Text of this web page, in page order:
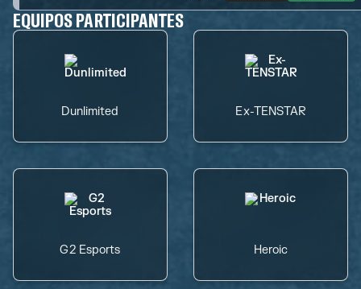
EQUIPOS PARTICIPANTES
Dunlimited Ex-TENSTAR
G2 Esports Heroic